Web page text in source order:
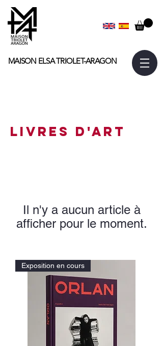
MAISON ELSATRIOLET-ARAGON
livres d'art
Il n'y a aucun article à
afficher pour le moment.
Exposition en cours